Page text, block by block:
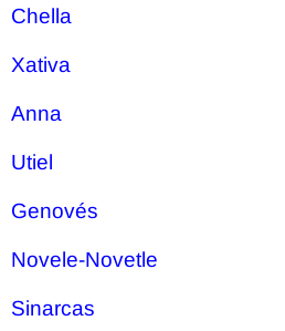
Chella
Xativa
Anna
Utiel
Genovés
Novele-Novetle
Sinarcas